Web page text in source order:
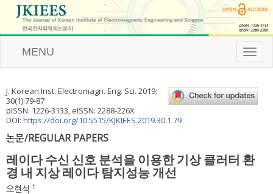
T
o
l
e
g
MENU
J. Korean Inst. Electromagn. Eng. Sci. 2019;
30(1):79-87
pISSN: 1226-3133, eISSN: 2288-226X
DOI: https://doi.org/10.5515/KJKIEES.2019.30.1.79
논문/REGULAR PAPERS
레이다 수신 신호 분석을 이용한 기상 클러터 환
경 내 지상 레이다 탐지성능 개선
오현석 †